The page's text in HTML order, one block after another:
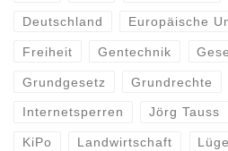
Deutschland Europäische
Freiheit Gentechnik
Grundgesetz Grundrechte
Internetsperren Jörg Tauss
KiPo Landwirtschaft Lüge